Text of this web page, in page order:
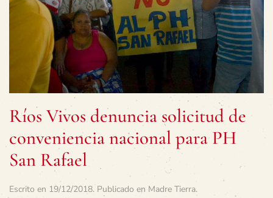
Ríos Vivos denuncia solicitud de
conveniencia nacional para PH
San Rafael
Escrito en 19/12/2018. Publicado en Madre Tierra.